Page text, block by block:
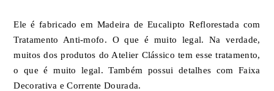
Ele é fabricado em Madeira de Eucalipto Reflorestada com
Tratamento Anti-mofo. O que é muito legal. Na verdade,
muitos dos produtos do Atelier Clássico tem esse tratamento,
o que é muito legal. Também possui detalhes com Faixa
Decorativa e Corrente Dourada.